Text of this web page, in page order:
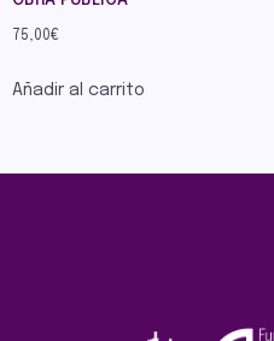
75,00€
Añadir al carrito